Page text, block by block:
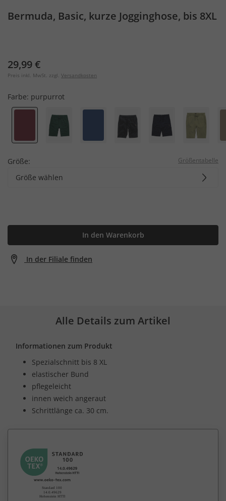
Bermuda, Basic, kurze Jogginghose, bis 8XL
29,99 €
Preis inkl. MwSt. zzgl. Versandkosten
Farbe: purpurrot
Größe: Größentabelle
Größe wählen
In den Warenkorb
In der Filiale finden
Alle Details zum Artikel
Informationen zum Produkt
Spezialschnitt bis 8 XL
elastischer Bund
pflegeleicht
innen weich angeraut
Schrittlänge ca. 30 cm.